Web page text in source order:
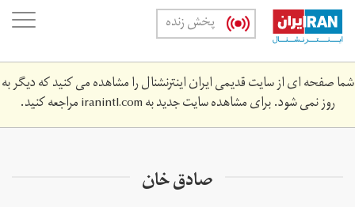
Skip
main
content
پخش زنده
شما صفحه ای از سایت قدیمی ایران اینترنشنال را مشاهده می کنید که دیگر به
روز نمی شود. برای مشاهده سایت جدید بهiranintl.comمراجعه کنید.
صادق خان